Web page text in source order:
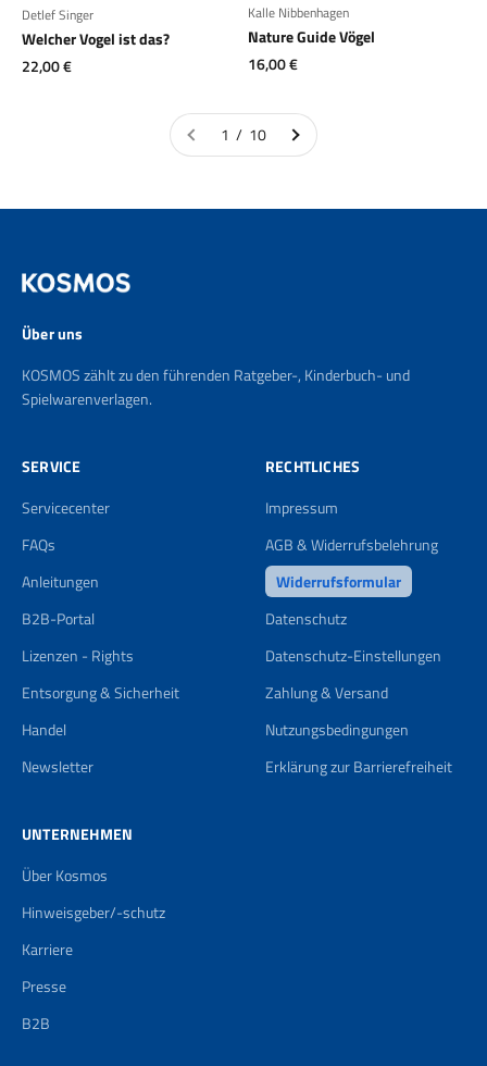
Detlef Singer
Welcher Vogel ist das?
Angebot
22,00 €
Kalle Nibbenhagen
Nature Guide Vögel
Angebot
16,00 €
1 / 10
Über uns
KOSMOS zählt zu den führenden Ratgeber-, Kinderbuch- und
Spielwarenverlagen.
SERVICE
Servicecenter
FAQs
Anleitungen
B2B-Portal
Lizenzen - Rights
Entsorgung & Sicherheit
Handel
Newsletter
RECHTLICHES
Impressum
AGB & Widerrufsbelehrung
Widerrufsformular
Datenschutz
Datenschutz-Einstellungen
Zahlung & Versand
Nutzungsbedingungen
Erklärung zur Barrierefreiheit
UNTERNEHMEN
Über Kosmos
Hinweisgeber/-schutz
Karriere
Presse
B2B